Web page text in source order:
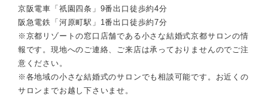
京阪電車「祇園四条」9番出口徒歩約4分
阪急電鉄「河原町駅」1番出口徒歩約7分
※京都リゾートの窓口店舗である小さな結婚式京都サロンの情
報です。現地へのご連絡、ご来店は承っておりませんのでご注
意ください。
※各地域の小さな結婚式のサロンでも相談可能です。お近くの
サロンまでお越し下さいませ。